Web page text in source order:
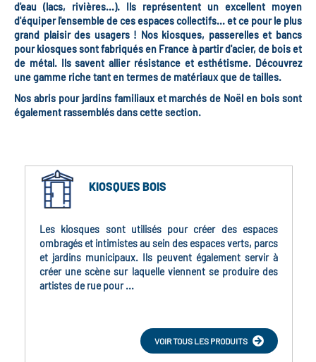
d'eau (lacs, rivières...). Ils représentent un excellent moyen
d'équiper l'ensemble de ces espaces collectifs... et ce pour le plus
grand plaisir des usagers ! Nos kiosques, passerelles et bancs
pour kiosques sont fabriqués en France à partir d'acier, de bois et
de métal. Ils savent allier résistance et esthétisme. Découvrez
une gamme riche tant en termes de matériaux que de tailles.
Nos abris pour jardins familiaux et marchés de Noël en bois sont
également rassemblés dans cette section.
KIOSQUES BOIS
Les kiosques sont utilisés pour créer des espaces
ombragés et intimistes au sein des espaces verts, parcs
et jardins municipaux. Ils peuvent également servir à
créer une scène sur laquelle viennent se produire des
artistes de rue pour ...
VOIR TOUS LES PRODUITS